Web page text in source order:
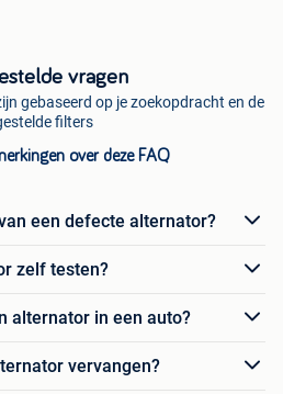
vragen
gebaseerd op je zoekopdracht en de
filters
over deze FAQ
een defecte alternator?
zelf testen?
alternator in een auto?
vervangen?